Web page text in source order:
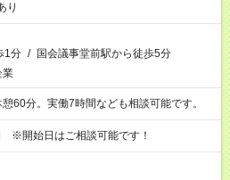
り
1分 / 国会議事堂前駅から徒歩5分
業
分。実働7時間なども相談可能です。
※開始日はご相談可能です！